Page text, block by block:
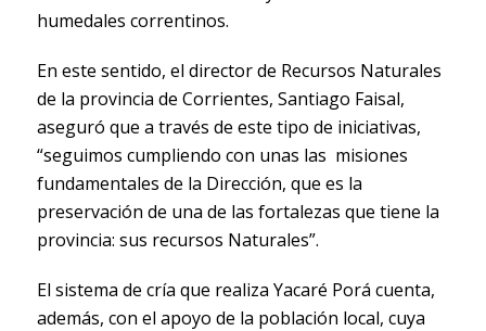
humedales correntinos.
En este sentido, el director de Recursos Naturales
de la provincia de Corrientes, Santiago Faisal,
aseguró que a través de este tipo de iniciativas,
“seguimos cumpliendo con unas las misiones
fundamentales de la Dirección, que es la
preservación de una de las fortalezas que tiene la
provincia: sus recursos Naturales”.
El sistema de cría que realiza Yacaré Porá cuenta,
además, con el apoyo de la población local, cuya